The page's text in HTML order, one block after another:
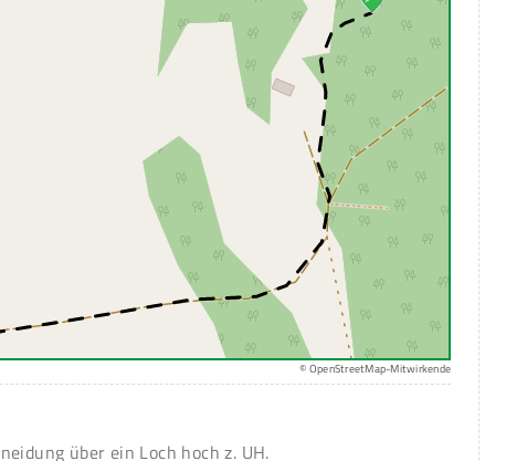
© OpenStreetMap-Mitwirkende
über ein Loch hoch z. UH.